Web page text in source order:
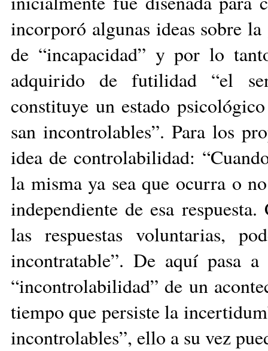
incorporó algunas ideas sobre
de “incapacidad” y por lo
adquirido de futilidad “el
constituye un estado
san incontrolables”. Para los
idea de controlabilidad:
la misma ya sea que ocurra o
independiente de esa
las respuestas voluntarias,
incontratable”. De aquí pasa
“incontrolabilidad” de un
tiempo que persiste la
incontrolables”, ello a su vez